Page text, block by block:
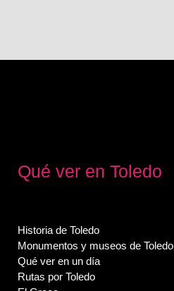
Qué ver en Toledo
Historia de Toledo
Monumentos y museos de Toledo
Qué ver en un día
Rutas por Toledo